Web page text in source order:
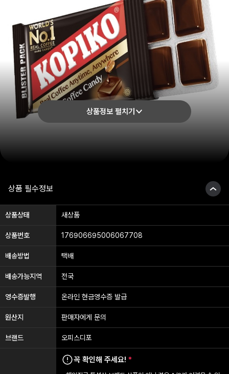
상품정보 펼치기
상품 필수정보
상품상태 새상품
상품번호 176906695006067708
배송방법 택배
배송가능지역 전국
영수증발행 온라인 현금영수증 발급
원산지 판매자에게 문의
브랜드 오피스디포
꼭 확인해 주세요! *